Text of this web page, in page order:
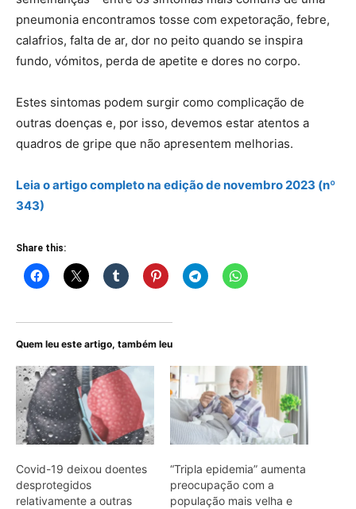
pneumonia encontramos tosse com expetoração, febre,
calafrios, falta de ar, dor no peito quando se inspira
fundo, vómitos, perda de apetite e dores no corpo.
Estes sintomas podem surgir como complicação de
outras doenças e, por isso, devemos estar atentos a
quadros de gripe que não apresentem melhorias.
Leia o artigocompletona edição de novembro 2023 (nº
343)
Share this:
Quem leu este artigo, também leu
Covid-19 deixou doentes
desprotegidos
relativamente a outras
“Tripla epidemia” aumenta
preocupação com a
população mais velha e